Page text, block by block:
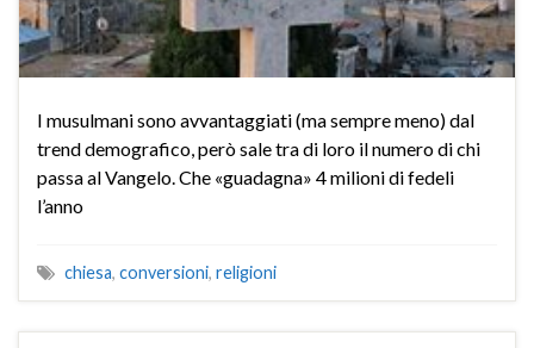
I musulmani sono avvantaggiati (ma sempre meno) dal
trend demografico, però sale tra di loro il numero di chi
passa al Vangelo. Che «guadagna» 4 milioni di fedeli
l’anno
chiesa, conversioni, religioni